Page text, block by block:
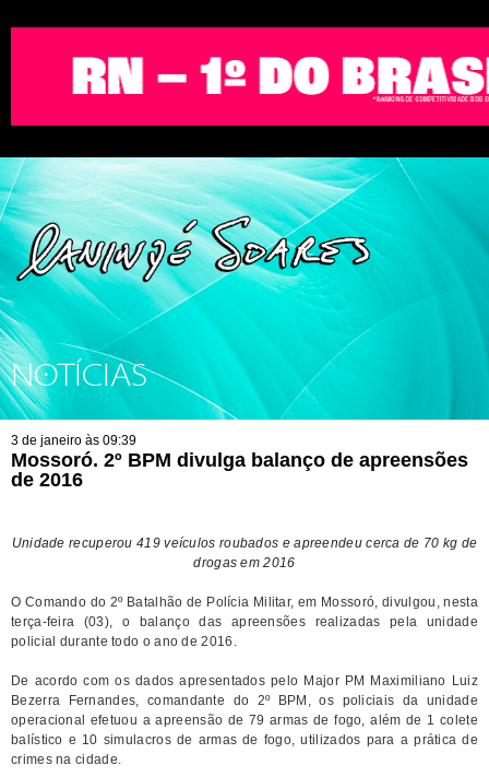
NOTÍCIAS
3 de janeiro às 09:39
Mossoró. 2º BPM divulga balanço de apreensões
de 2016
Unidade recuperou 419 veículos roubados e apreendeu cerca de 70 kg de
drogas em 2016
O Comando do 2º Batalhão de Polícia Militar, em Mossoró, divulgou, nesta
terça-feira (03), o balanço das apreensões realizadas pela unidade
policial durante todo o ano de 2016.
De acordo com os dados apresentados pelo Major PM Maximiliano Luiz
Bezerra Fernandes, comandante do 2º BPM, os policiais da unidade
operacional efetuou a apreensão de 79 armas de fogo, além de 1 colete
balístico e 10 simulacros de armas de fogo, utilizados para a prática de
crimes na cidade.